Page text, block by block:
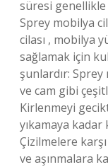
süresi genellikle
Sprey mobilya
cilası , mobilya
sağlamak için
şunlardır:
ve cam gibi
Kirlenmeyi
yıkamaya
Çizilmelere
ve aşınmalara